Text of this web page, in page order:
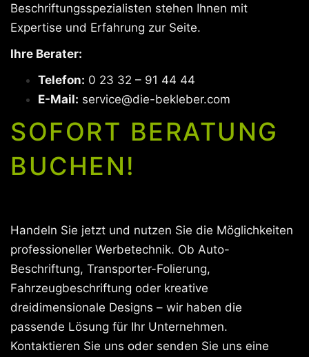
Beschriftungsspezialisten stehen Ihnen mit
Expertise und Erfahrung zur Seite.
Ihre Berater:
Telefon: 0 23 32 – 91 44 44
E-Mail: service@die-bekleber.com
SOFORT BERATUNG
BUCHEN!
Handeln Sie jetzt und nutzen Sie die Möglichkeiten
professioneller Werbetechnik. Ob Auto-
Beschriftung, Transporter-Folierung,
Fahrzeugbeschriftung oder kreative
dreidimensionale Designs – wir haben die
passende Lösung für Ihr Unternehmen.
Kontaktieren Sie uns oder senden Sie uns eine